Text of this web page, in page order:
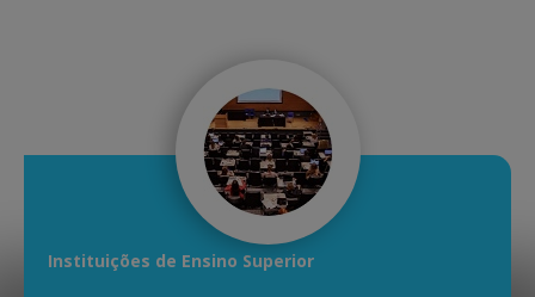
Instituições de Ensino Superior